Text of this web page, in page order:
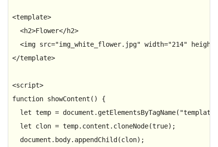
<template>
<h2>Flower</h2>
<img src="img_white_flower.jpg" width="214" height
</template>
<script>
function showContent ( ) {
let temp = document . getElementsByTagName( "template"
let clon = temp. content . cloneNode(true);
document . body. appendChild (clon);